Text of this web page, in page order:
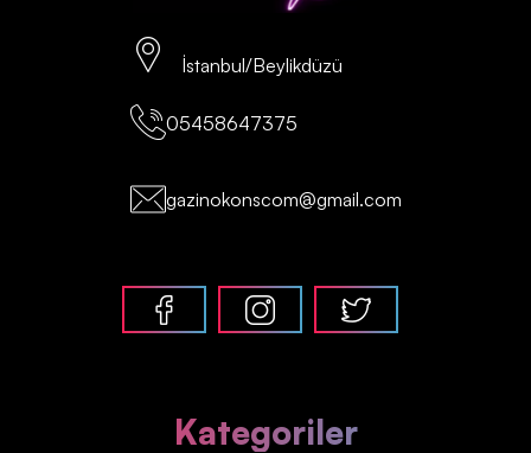
İstanbul/Beylikdüzü
05458647375
gazinokonscom@gmail.com
Kategoriler